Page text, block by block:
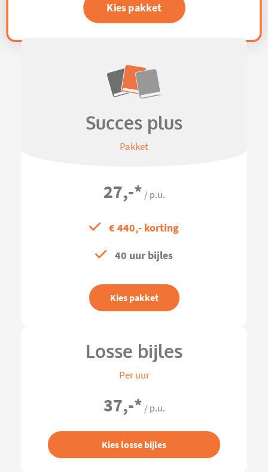
Kies pakket
Succes plus
Pakket
27,-* / p.u.
€ 440,- korting
40 uur bijles
Kies pakket
Losse bijles
Per uur
37,-* / p.u.
Kies losse bijles